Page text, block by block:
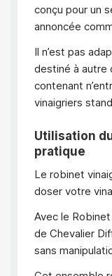
conçu pour un
annoncée
Il n’est pas
destiné à autre
contenant
vinaigriers
Utilisation
pratique
Le robinet
doser votre
Avec le
de Chevalier
sans